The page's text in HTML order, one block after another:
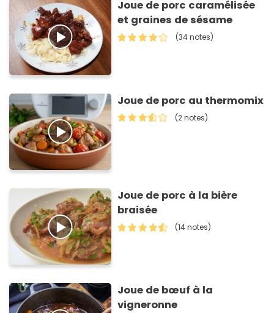
Joue de porc caramélisée
et graines de sésame
(34 notes)
Joue de porc au thermomix
(2 notes)
Joue de porc à la bière
braisée
(14 notes)
Joue de bœuf à la
vigneronne